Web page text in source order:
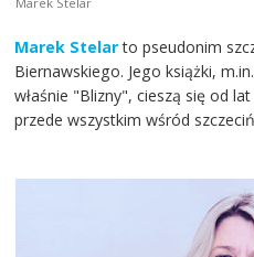
Marek Stelarto pseudonim
Biernawskiego. Jego książki,
właśnie "Blizny", cieszą się od
przede wszystkim wśród